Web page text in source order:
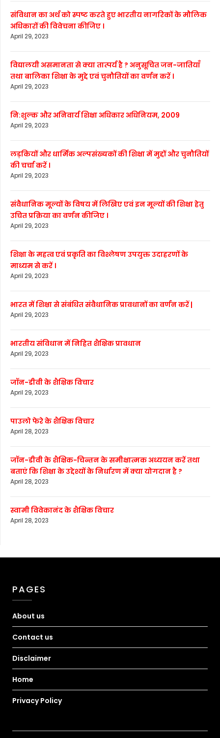
संविधान का अर्थ को स्पष्ट करते हुए भारतीय नागरिकों के मौलिक
अधिकारों की विवेचना कीजिए ।
April 29, 2023
विद्यालयी असमानता से क्या तात्पर्य है ? अनुसूचित जन-जातियाँ
तथा बालिका शिक्षा के मुद्दे एवं चुनौतियों का वर्णन करें ।
April 29, 2023
नि:शुल्क और अनिवार्य शिक्षा अधिकार अधिनियम, 2009
April 29, 2023
लड़कियों और धार्मिक अल्पसंख्यकों की शिक्षा में मुद्दों और चुनौतियों
की चर्चा करें ।
April 29, 2023
संवैधानिक मूल्यों के विषय में लिखिए एवं इन मूल्यों की शिक्षा हेतु
उचित प्रक्रिया का वर्णन कीजिए ।
April 29, 2023
शिक्षा के महत्व एवं प्रकृति का विश्लेषण उपयुक्त उदाहरणों के
माध्यम से करें ।
April 29, 2023
भारत में शिक्षा से संबंधित संवैधानिक प्रावधानों का वर्णन करें |
April 29, 2023
भारतीय संविधान में निहित शैक्षिक प्रावधान
April 29, 2023
जॉन-डीवी के शैक्षिक विचार
April 29, 2023
पाउलो फेरे के शैक्षिक विचार
April 28, 2023
जॉन-डीवी के शैक्षिक-चिन्तन के समीक्षात्मक अध्ययन करें तथा
बताएं कि शिक्षा के उद्देश्यों के निर्धारण में क्या योगदान है ?
April 28, 2023
स्वामी विवेकानंद के शैक्षिक विचार
April 28, 2023
PAGES
About us
Contact us
Disclaimer
Home
Privacy Policy